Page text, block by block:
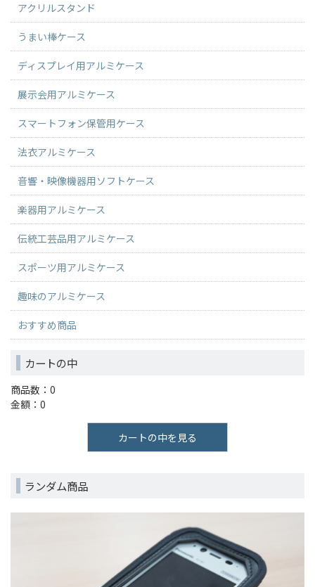
アクリルスタンド
うまい棒ケース
ディスプレイ用アルミケース
展示会用アルミケース
スマートフォン保管用ケース
法衣アルミケース
音響・映像機器用ソフトケース
楽器用アルミケース
伝統工芸品用アルミケース
スポーツ用アルミケース
趣味のアルミケース
おすすめ商品
カートの中
商品数：0
金額：0
カートの中を見る
ランダム商品